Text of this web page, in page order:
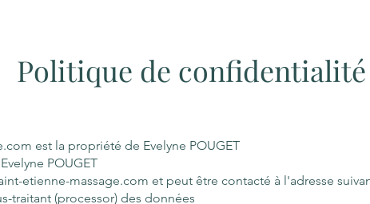
Politique de confidentialité
est la propriété de Evelyne POUGET
POUGET
etienne-massage.com et peut être contacté à l'adresse
traitant (processor) des données